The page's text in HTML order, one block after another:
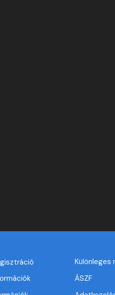
Különleges
ÁSZF